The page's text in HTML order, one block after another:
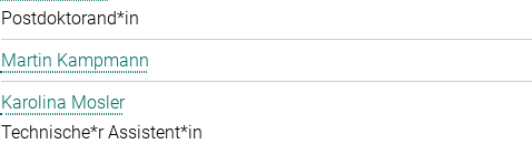
Postdoktorand*in
Martin Kampmann
Karolina Mosler
Technische*r Assistent*in